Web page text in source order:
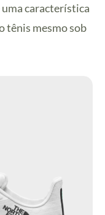
característica
tênis mesmo sob